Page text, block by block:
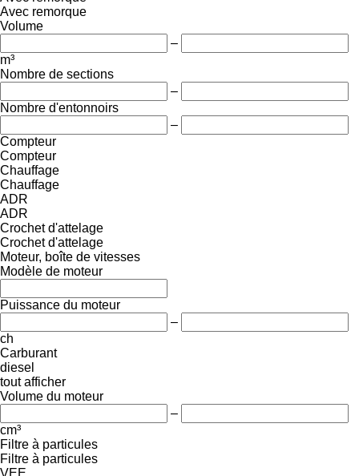
Avec remorque
Volume
–
m³
Nombre de sections
–
Nombre d'entonnoirs
–
Compteur
Compteur
Chauffage
Chauffage
ADR
ADR
Crochet d'attelage
Crochet d'attelage
Moteur, boîte de vitesses
Modèle de moteur
Puissance du moteur
–
ch
Carburant
diesel
tout afficher
Volume du moteur
–
cm³
Filtre à particules
Filtre à particules
VEE